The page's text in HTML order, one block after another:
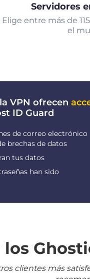
Servidores
Elige entre más de
el
VPN ofrecen
ID Guard
de correo electrónico
brechas de datos
tus datos
han sido
clientes más